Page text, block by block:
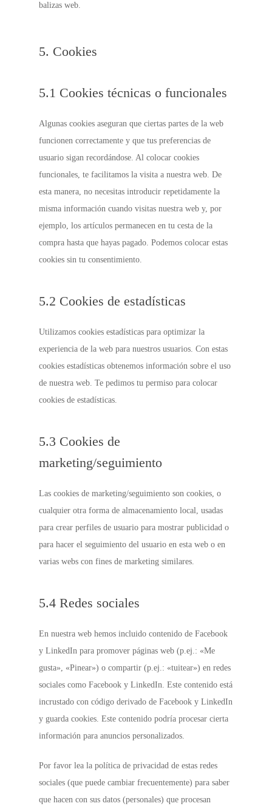
balizas web.
5. Cookies
5.1 Cookies técnicas o funcionales
Algunas cookies aseguran que ciertas partes de la web
funcionen correctamente y que tus preferencias de
usuario sigan recordándose. Al colocar cookies
funcionales, te facilitamos la visita a nuestra web. De
esta manera, no necesitas introducir repetidamente la
misma información cuando visitas nuestra web y, por
ejemplo, los artículos permanecen en tu cesta de la
compra hasta que hayas pagado. Podemos colocar estas
cookies sin tu consentimiento.
5.2 Cookies de estadísticas
Utilizamos cookies estadísticas para optimizar la
experiencia de la web para nuestros usuarios. Con estas
cookies estadísticas obtenemos información sobre el uso
de nuestra web. Te pedimos tu permiso para colocar
cookies de estadísticas.
5.3 Cookies de
marketing/seguimiento
Las cookies de marketing/seguimiento son cookies, o
cualquier otra forma de almacenamiento local, usadas
para crear perfiles de usuario para mostrar publicidad o
para hacer el seguimiento del usuario en esta web o en
varias webs con fines de marketing similares.
5.4 Redes sociales
En nuestra web hemos incluido contenido de Facebook
y LinkedIn para promover páginas web (p.ej.: «Me
gusta», «Pinear») o compartir (p.ej.: «tuitear») en redes
sociales como Facebook y LinkedIn. Este contenido está
incrustado con código derivado de Facebook y LinkedIn
y guarda cookies. Este contenido podría procesar cierta
información para anuncios personalizados.
Por favor lea la política de privacidad de estas redes
sociales (que puede cambiar frecuentemente) para saber
que hacen con sus datos (personales) que procesan